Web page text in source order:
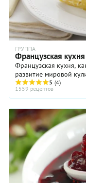
ГРУППА
Французская кухня
Французская кухня,
развитие мировой
5 (4)
1559 рецептов